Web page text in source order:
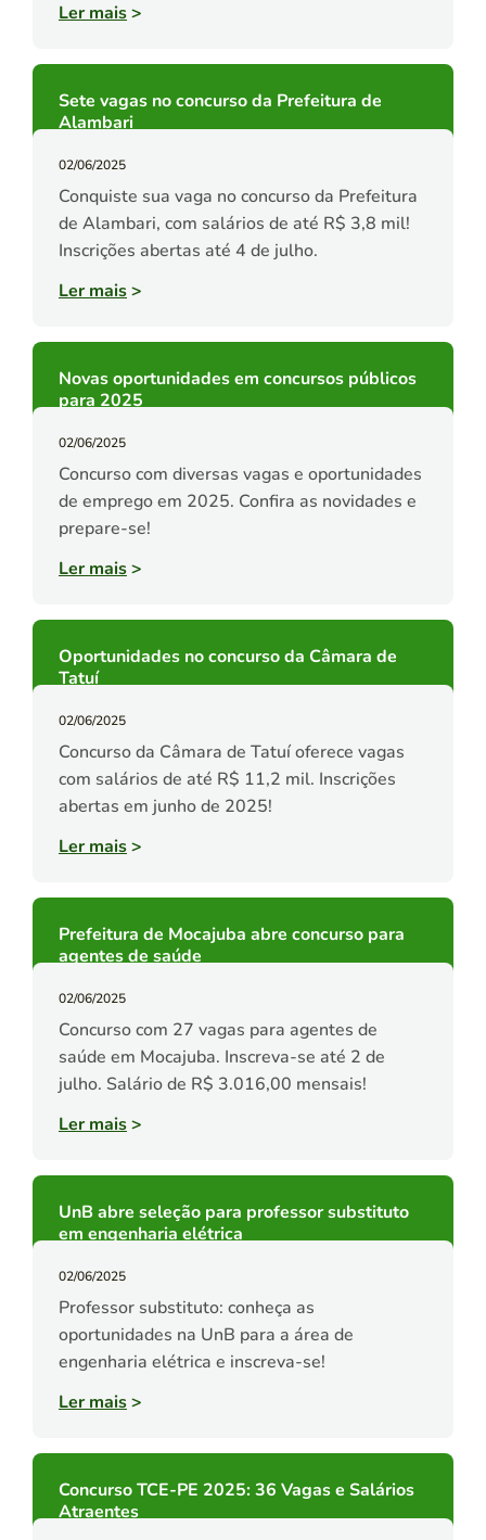
Ler mais>
Sete vagas no concurso da Prefeitura de
Alambari
02/06/2025
Conquiste sua vaga no concurso da Prefeitura
de Alambari, com salários de até R$ 3,8 mil!
Inscrições abertas até 4 de julho.
Ler mais>
Novas oportunidades em concursos públicos
para 2025
02/06/2025
Concurso com diversas vagas e oportunidades
de emprego em 2025. Confira as novidades e
prepare-se!
Ler mais>
Oportunidades no concurso da Câmara de
Tatuí
02/06/2025
Concurso da Câmara de Tatuí oferece vagas
com salários de até R$ 11,2 mil. Inscrições
abertas em junho de 2025!
Ler mais>
Prefeitura de Mocajuba abre concurso para
agentes de saúde
02/06/2025
Concurso com 27 vagas para agentes de
saúde em Mocajuba. Inscreva-se até 2 de
julho. Salário de R$ 3.016,00 mensais!
Ler mais>
UnB abre seleção para professor substituto
em engenharia elétrica
02/06/2025
Professor substituto: conheça as
oportunidades na UnB para a área de
engenharia elétrica e inscreva-se!
Ler mais>
Concurso TCE-PE 2025: 36 Vagas e Salários
Atraentes